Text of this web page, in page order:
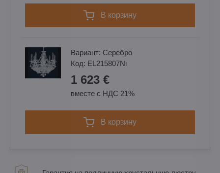
в корзину
Вариант: Cеребро
Код: EL215807Ni
1 623 €
вместе с НДС 21%
в корзину